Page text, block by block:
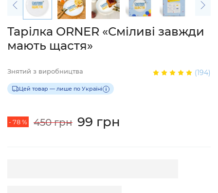
Тарілка ORNER «Сміливі завжди
мають щастя»
Знятий з виробництва (194)
Цей товар — лише по Україні
- 78 % 450 грн 99 грн